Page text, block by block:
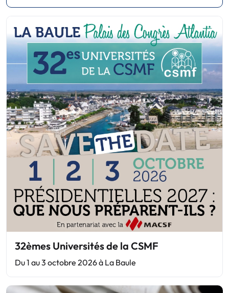
32èmes Universités de la CSMF
Du 1 au 3 octobre 2026 à La Baule